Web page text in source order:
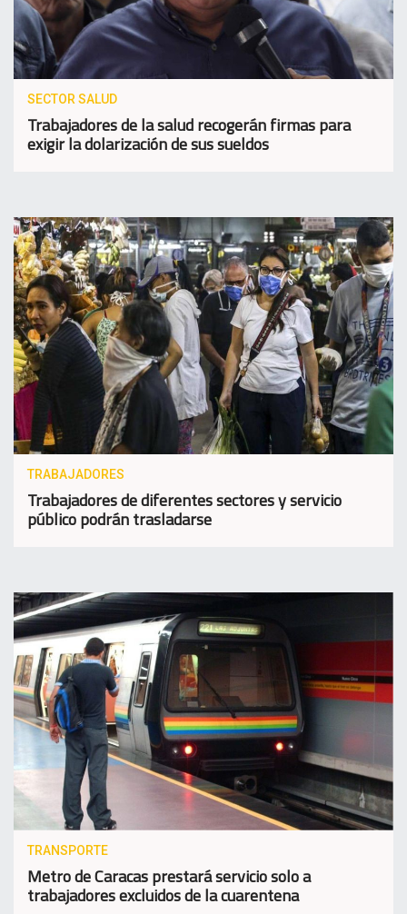
SECTOR SALUD
Trabajadores de la salud recogerán firmas para
exigir la dolarización de sus sueldos
TRABAJADORES
Trabajadores de diferentes sectores y servicio
público podrán trasladarse
TRANSPORTE
Metro de Caracas prestará servicio solo a
trabajadores excluidos de la cuarentena